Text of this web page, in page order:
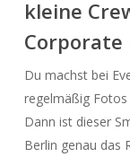
kleine
Corporate
Du machst bei
regelmäßig
Dann ist dieser
Berlin genau das